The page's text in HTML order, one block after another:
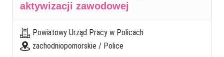
aktywizacji zawodowej
Powiatowy Urząd Pracy w Policach
zachodniopomorskie / Police